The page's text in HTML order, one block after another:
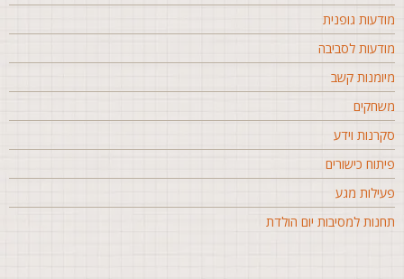
גופנית
לסביבה
קשב
וידע
כישורים
מגע
למסיבות יום הולדת